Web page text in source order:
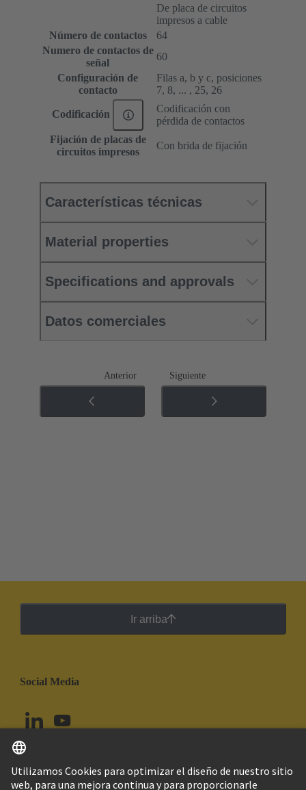
De placa de circuitos
impresos a cable
Número de contactos
64
Numero de contactos de
señal
60
Configuración de
contacto
Filas a, b y c, posiciones
7, 8, ... , 25, 26
Codificación
Codificación con
pérdida de contactos
Fijación de placas de
circuitos impresos
Con brida de fijación
Características técnicas
Material properties
Specifications and approvals
Datos comerciales
Anterior Siguiente
Ir arriba
Social Media